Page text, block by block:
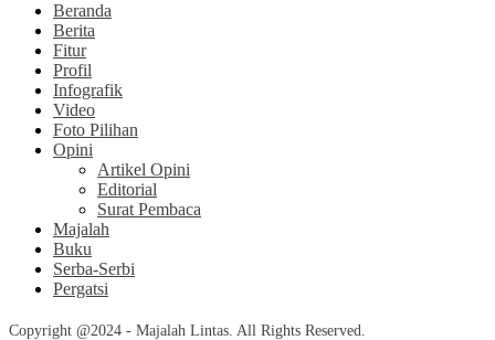
Beranda
Berita
Fitur
Profil
Infografik
Video
Foto Pilihan
Opini
Artikel Opini
Editorial
Surat Pembaca
Majalah
Buku
Serba-Serbi
Pergatsi
Copyright @2024 - Majalah Lintas. All Rights Reserved.